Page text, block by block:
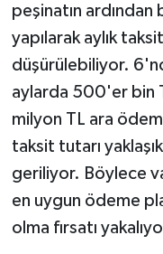
peşinatın
yapılarak aylık
düşürülebiliyor.
aylarda 500'er bin
milyon TL ara
taksit tutarı
geriliyor. Böylece
en uygun ödeme
olma fırsatı